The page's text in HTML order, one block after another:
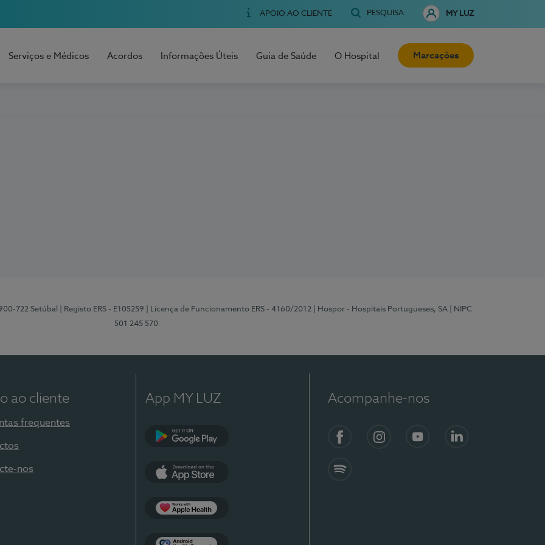
APOIO AO CLIENTE PESQUISA MY LUZ
Serviços e Médicos Acordos Informações Úteis Guia de Saúde O Hospital Marcações
722 Setúbal | Registo ERS - E105259 | Licença de Funcionamento ERS - 4160/2012 | Hospor - Hospitais Portugueses, SA
| NIPC
501 245 570
ao cliente
frequentes
nos
App MY LUZ Acompanhe-nos